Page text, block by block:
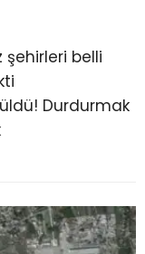
şehirleri belli
Durdurmak